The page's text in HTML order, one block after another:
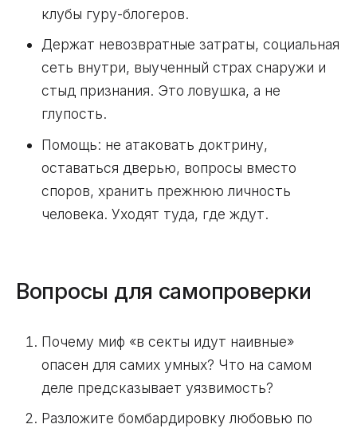
клубы гуру-блогеров.
Держат невозвратные затраты, социальная
сеть внутри, выученный страх снаружи и
стыд признания. Это ловушка, а не
глупость.
Помощь: не атаковать доктрину,
оставаться дверью, вопросы вместо
споров, хранить прежнюю личность
человека. Уходят туда, где ждут.
Вопросы для самопроверки
Почему миф «в секты идут наивные»
опасен для самих умных? Что на самом
деле предсказывает уязвимость?
Разложите бомбардировку любовью по